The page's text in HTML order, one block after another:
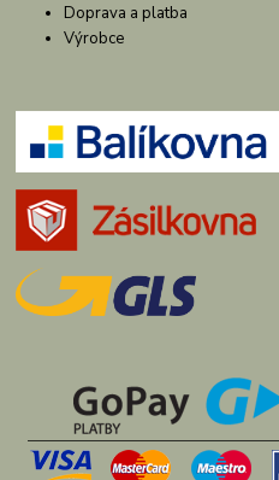
Doprava a platba
Výrobce